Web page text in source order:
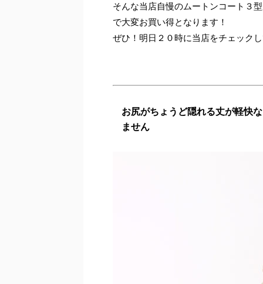
そんな当店自慢のムートンコート
で大変お買い得となります！
ぜひ！明日２０時に当店をチェック
お尻がちょうど隠れる丈が軽快
ません